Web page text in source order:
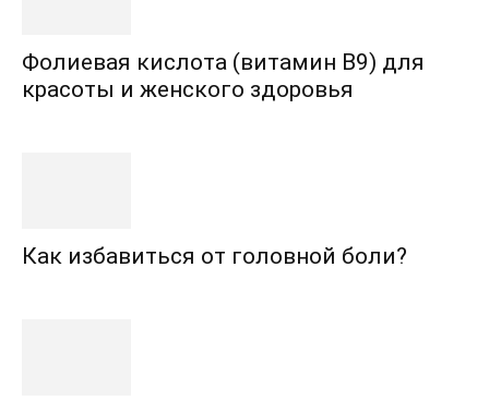
Фолиевая кислота (витамин В9) для
красоты и женского здоровья
Как избавиться от головной боли?